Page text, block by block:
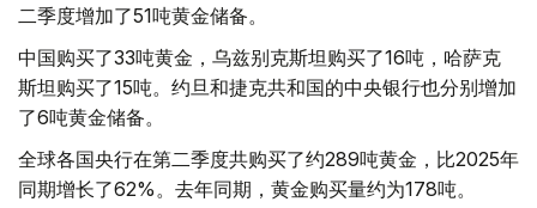
二季度增加了51吨黄金储备。
中国购买了33吨黄金，乌兹别克斯坦购买了16吨，哈萨克
斯坦购买了15吨。约旦和捷克共和国的中央银行也分别增加
了6吨黄金储备。
全球各国央行在第二季度共购买了约289吨黄金，比2025年
同期增长了62%。去年同期，黄金购买量约为178吨。